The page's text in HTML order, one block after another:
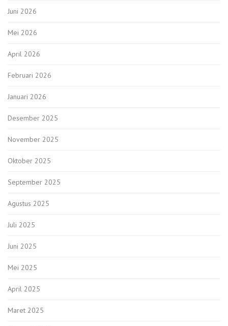
Juni 2026
Mei 2026
April 2026
Februari 2026
Januari 2026
Desember 2025
November 2025
Oktober 2025
September 2025
Agustus 2025
Juli 2025
Juni 2025
Mei 2025
April 2025
Maret 2025